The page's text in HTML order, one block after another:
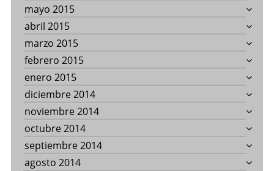
mayo 2015
abril 2015
marzo 2015
febrero 2015
enero 2015
diciembre 2014
noviembre 2014
octubre 2014
septiembre 2014
agosto 2014